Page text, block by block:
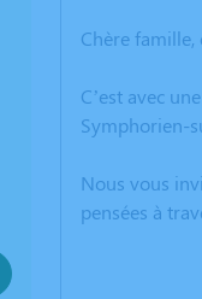
Chère famille,
C’est avec
Symphorien-
Nous vous
pensées à